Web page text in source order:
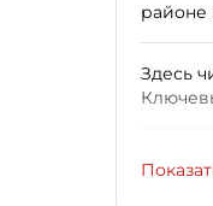
районе
Здесь